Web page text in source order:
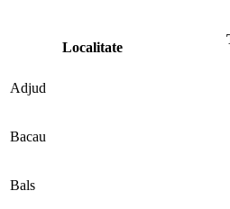
Localitate
Adjud
Bacau
Bals